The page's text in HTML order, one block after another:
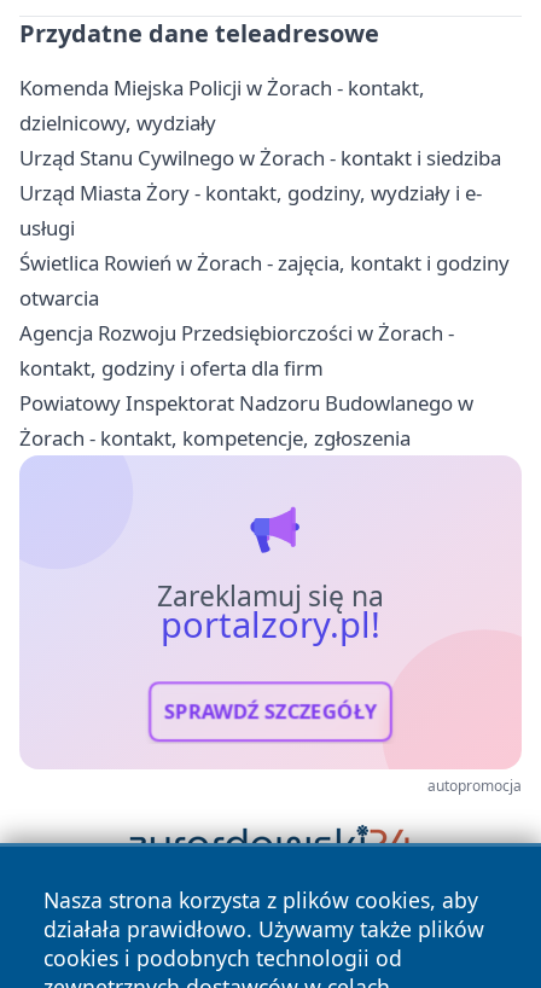
Przydatne dane teleadresowe
Komenda Miejska Policji w Żorach - kontakt,
dzielnicowy, wydziały
Urząd Stanu Cywilnego w Żorach - kontakt i siedziba
Urząd Miasta Żory - kontakt, godziny, wydziały i e-
usługi
Świetlica Rowień w Żorach - zajęcia, kontakt i godziny
otwarcia
Agencja Rozwoju Przedsiębiorczości w Żorach -
kontakt, godziny i oferta dla firm
Powiatowy Inspektorat Nadzoru Budowlanego w
Żorach - kontakt, kompetencje, zgłoszenia
Zareklamuj się na
portalzory.pl!
SPRAWDŹ SZCZEGÓŁY
autopromocja
Nasza strona korzysta z plików cookies, aby
działała prawidłowo. Używamy także plików
cookies i podobnych technologii od